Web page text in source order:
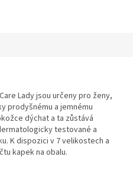
Lady jsou určeny pro ženy,
prodyšnému a jemnému
dýchat a ta zůstává
testované a
K dispozici v 7 velikostech a
kapek na obalu.